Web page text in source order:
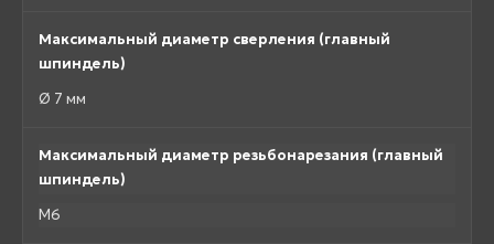
Максимальный диаметр сверления (главный
шпиндель)
Ø 7 мм
Максимальный диаметр резьбонарезания (главный
шпиндель)
M6